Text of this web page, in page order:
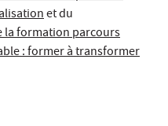
et du
la formation parcours
: former à transformer